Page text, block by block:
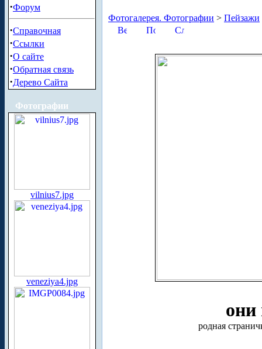
·Форум
·Справочная
·Ссылки
·О сайте
·Обратная связь
·Дерево Сайта
Фотографии
vilnius7.jpg
veneziya4.jpg
Фотогалерея. Фотографии > Пейзажи
родная